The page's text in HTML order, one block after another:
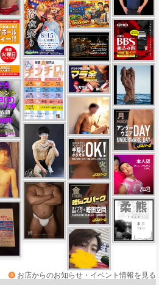
お店からのお知らせ・イベント情報を見る